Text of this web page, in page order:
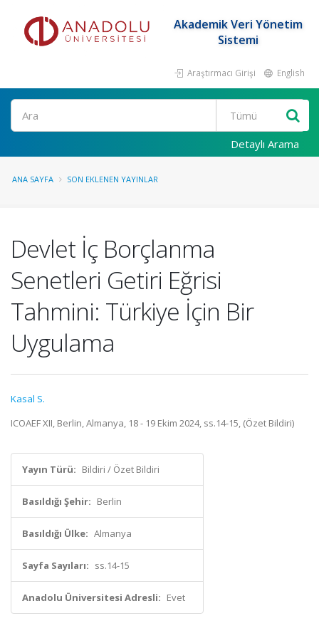
Akademik Veri Yönetim
Sistemi
Araştırmacı Girişi English
Ara
Detaylı Arama
ANA SAYFA SON EKLENEN YAYINLAR
Devlet İç Borçlanma
Senetleri Getiri Eğrisi
Tahmini: Türkiye İçin Bir
Uygulama
Kasal S.
ICOAEF XII, Berlin, Almanya, 18 - 19 Ekim 2024, ss.14-15, (Özet Bildiri)
Yayın Türü: Bildiri / Özet Bildiri
Basıldığı Şehir: Berlin
Basıldığı Ülke: Almanya
Sayfa Sayıları: ss.14-15
Anadolu Üniversitesi Adresli: Evet